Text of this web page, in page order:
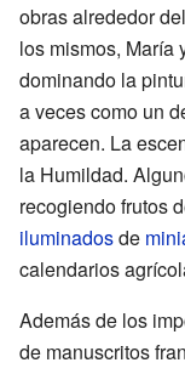
obras alrededor
los mismos, María
dominando la
a veces como un
aparecen. La
la Humildad.
recogiendo frutos
iluminadosde
calendarios
Además de los
de manuscritos